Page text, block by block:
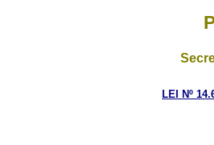
LEI Nº